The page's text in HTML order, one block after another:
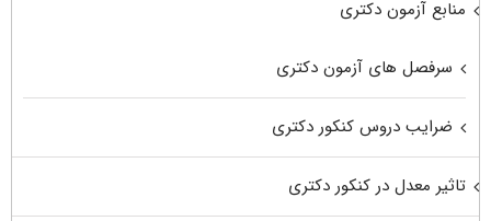
منابع آزمون دکتری
سرفصل های آزمون دکتری
ضرایب دروس کنکور دکتری
تاثیر معدل در کنکور دکتری